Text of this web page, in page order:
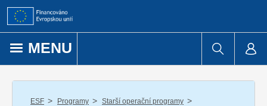
Přejít k obsahu
MENU
ESF / Programy / Starší operační programy /